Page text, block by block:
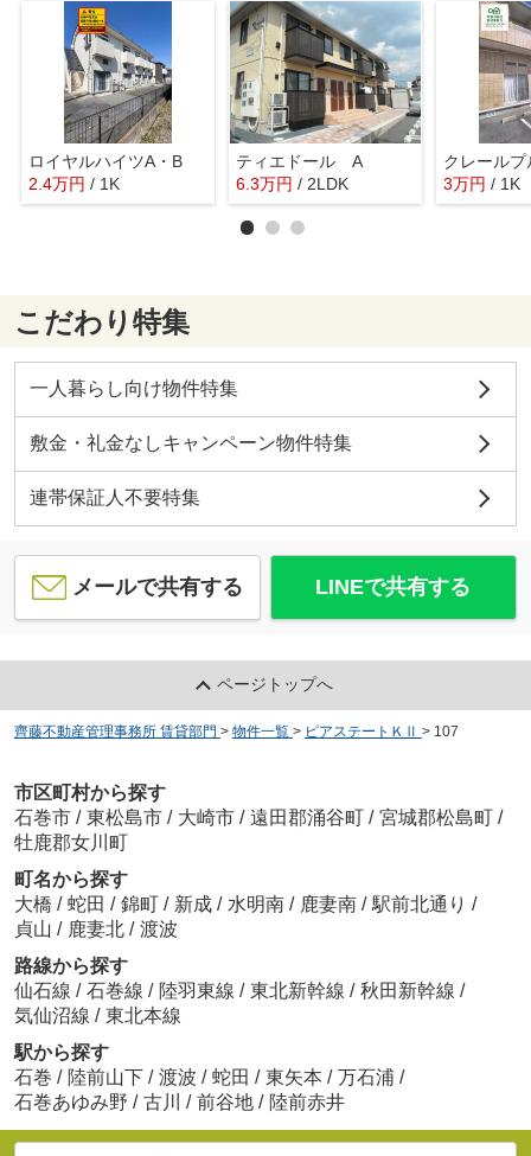
ロイヤルハイツA・B
2.4万円 / 1K
ティエドール A
6.3万円 / 2LDK
クレールプ
3万円 / 1K
こだわり特集
一人暮らし向け物件特集
敷金・礼金なしキャンペーン物件特集
連帯保証人不要特集
メールで共有する LINEで共有する
ページトップへ
齊藤不動産管理事務所 賃貸部門 > 物件一覧 > ピアステートＫⅡ > 107
市区町村から探す
石巻市 / 東松島市 / 大崎市 / 遠田郡涌谷町 / 宮城郡松島町 /
牡鹿郡女川町
町名から探す
大橋 / 蛇田 / 錦町 / 新成 / 水明南 / 鹿妻南 / 駅前北通り /
貞山 / 鹿妻北 / 渡波
路線から探す
仙石線 / 石巻線 / 陸羽東線 / 東北新幹線 / 秋田新幹線 /
気仙沼線 / 東北本線
駅から探す
石巻 / 陸前山下 / 渡波 / 蛇田 / 東矢本 / 万石浦 /
石巻あゆみ野 / 古川 / 前谷地 / 陸前赤井